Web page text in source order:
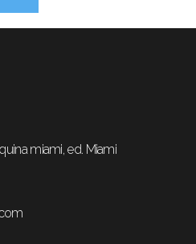
miami, ed. Miami